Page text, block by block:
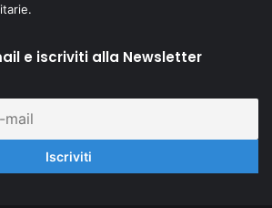
e iscriviti alla Newsletter